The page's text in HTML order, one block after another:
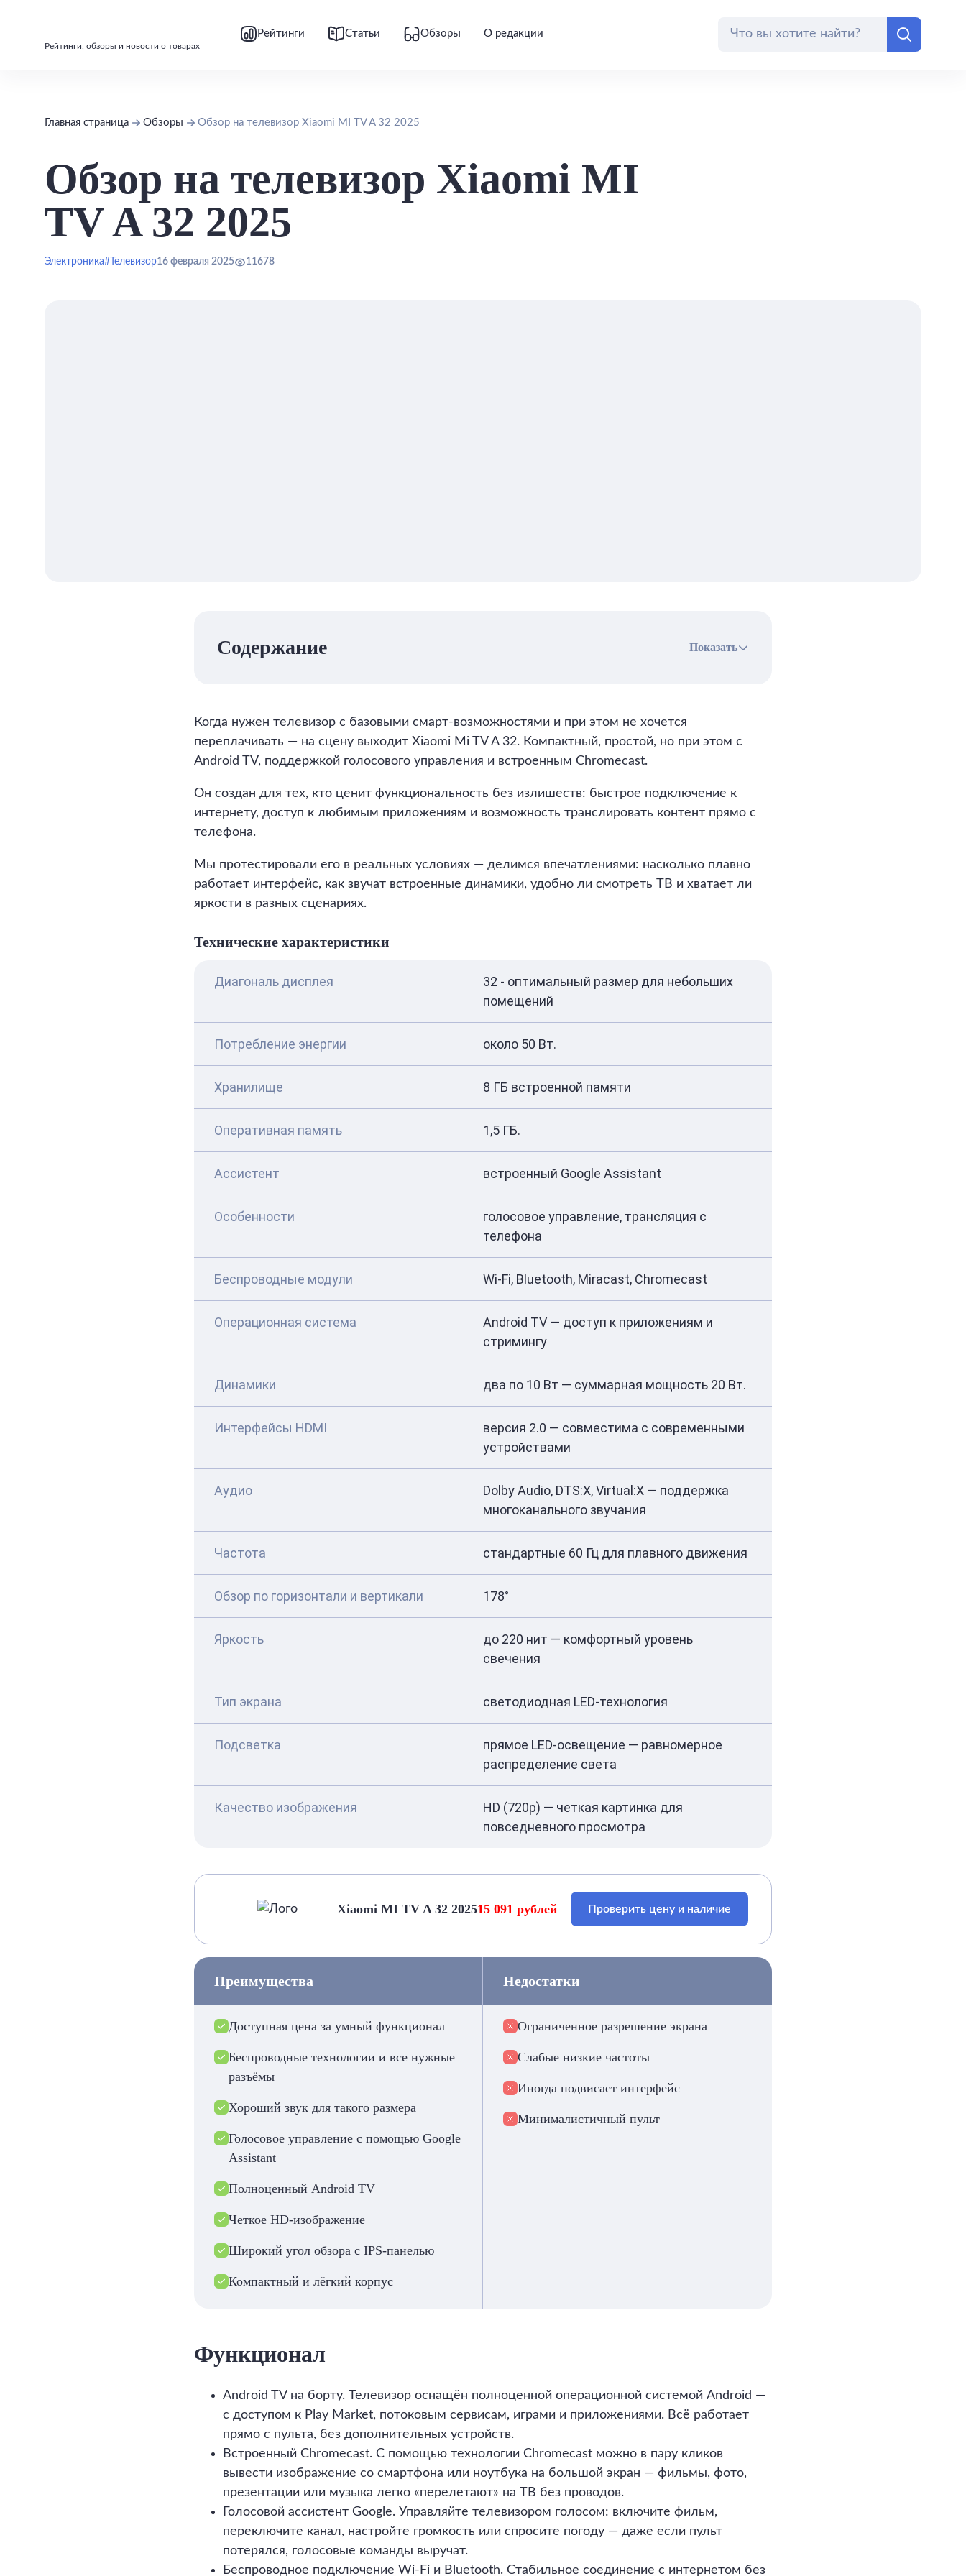
Рейтинги, обзоры и новости о товарах
Рейтинги Статьи Обзоры О редакции
Главная страница Обзоры Обзор на телевизор Xiaomi MI TV A 32 2025
Обзор на телевизор Xiaomi MI
TV A 32 2025
Электроника#Телевизор16 февраля 2025 11678
Содержание Показать
Когда нужен телевизор с базовыми смарт-возможностями и при этом не хочется
переплачивать — на сцену выходит Xiaomi Mi TV A 32. Компактный, простой, но при этом с
Android TV, поддержкой голосового управления и встроенным Chromecast.
Он создан для тех, кто ценит функциональность без излишеств: быстрое подключение к
интернету, доступ к любимым приложениям и возможность транслировать контент прямо с
телефона.
Мы протестировали его в реальных условиях — делимся впечатлениями: насколько плавно
работает интерфейс, как звучат встроенные динамики, удобно ли смотреть ТВ и хватает ли
яркости в разных сценариях.
Технические характеристики
Диагональ дисплея
32 - оптимальный размер для небольших
помещений
Потребление энергии около 50 Вт.
Хранилище 8 ГБ встроенной памяти
Оперативная память 1,5 ГБ.
Ассистент встроенный Google Assistant
Особенности
голосовое управление, трансляция с
телефона
Беспроводные модули Wi-Fi, Bluetooth, Miracast, Chromecast
Операционная система
Android TV — доступ к приложениям и
стримингу
Динамики два по 10 Вт — суммарная мощность 20 Вт.
Интерфейсы HDMI
версия 2.0 — совместима с современными
устройствами
Аудио
Dolby Audio, DTS:X, Virtual:X — поддержка
многоканального звучания
Частота стандартные 60 Гц для плавного движения
Обзор по горизонтали и вертикали 178°
Яркость
до 220 нит — комфортный уровень
свечения
Тип экрана светодиодная LED-технология
Подсветка
прямое LED-освещение — равномерное
распределение света
Качество изображения
HD (720p) — четкая картинка для
повседневного просмотра
Xiaomi MI TV A 32 202515 091 рублей Проверить цену и наличие
Преимущества
Доступная цена за умный функционал
Беспроводные технологии и все нужные
разъёмы
Хороший звук для такого размера
Голосовое управление с помощью Google
Assistant
Полноценный Android TV
Четкое HD-изображение
Широкий угол обзора с IPS-панелью
Компактный и лёгкий корпус
Недостатки
Ограниченное разрешение экрана
Слабые низкие частоты
Иногда подвисает интерфейс
Минималистичный пульт
Функционал
Android TV на борту. Телевизор оснащён полноценной операционной системой Android —
с доступом к Play Market, потоковым сервисам, играми и приложениями. Всё работает
прямо с пульта, без дополнительных устройств.
Встроенный Chromecast. С помощью технологии Chromecast можно в пару кликов
вывести изображение со смартфона или ноутбука на большой экран — фильмы, фото,
презентации или музыка легко «перелетают» на ТВ без проводов.
Голосовой ассистент Google. Управляйте телевизором голосом: включите фильм,
переключите канал, настройте громкость или спросите погоду — даже если пульт
потерялся, голосовые команды выручат.
Беспроводное подключение Wi-Fi и Bluetooth. Стабильное соединение с интернетом без